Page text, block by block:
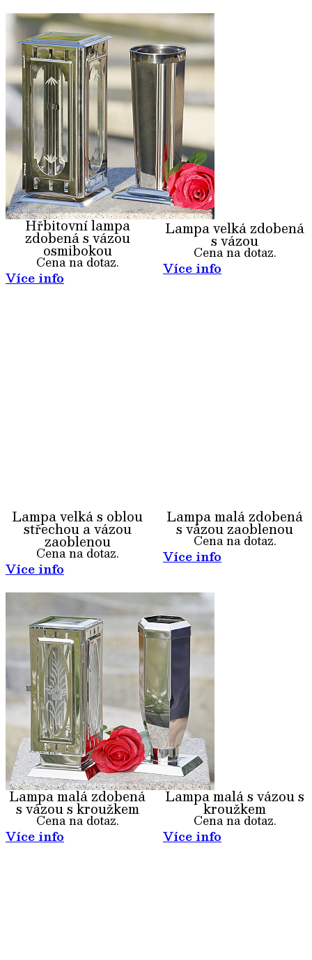
Hřbitovní lampa
zdobená s vázou
osmibokou
Cena na dotaz.
Více info
Lampa velká zdobená
s vázou
Cena na dotaz.
Více info
Lampa velká s oblou
střechou a vázou
zaoblenou
Cena na dotaz.
Více info
Lampa malá zdobená
s vázou zaoblenou
Cena na dotaz.
Více info
Lampa malá zdobená
s vázou s kroužkem
Cena na dotaz.
Více info
Lampa malá s vázou s
kroužkem
Cena na dotaz.
Více info